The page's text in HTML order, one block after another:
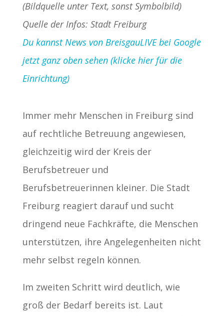
(Bildquelle unter Text, sonst Symbolbild)
Quelle der Infos: Stadt Freiburg
Du kannst News von BreisgauLIVE bei Google
jetzt ganz oben sehen (klicke hier für die
Einrichtung)
Immer mehr Menschen in Freiburg sind
auf rechtliche Betreuung angewiesen,
gleichzeitig wird der Kreis der
Berufsbetreuer und
Berufsbetreuerinnen kleiner. Die Stadt
Freiburg reagiert darauf und sucht
dringend neue Fachkräfte, die Menschen
unterstützen, ihre Angelegenheiten nicht
mehr selbst regeln können.
Im zweiten Schritt wird deutlich, wie
groß der Bedarf bereits ist. Laut